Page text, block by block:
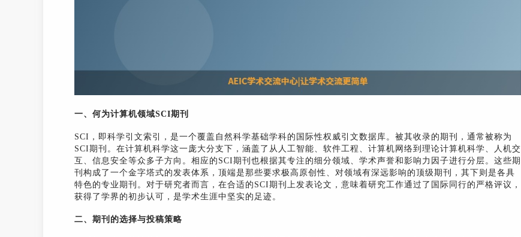
一、何为计算机领域SCI期刊
SCI，即科学引文索引，是一个覆盖自然科学基础学科的国际性权威引文数据库。被其收录的期刊，通常被称为
SCI期刊。在计算机科学这一庞大分支下，涵盖了从人工智能、软件工程、计算机网络到理论计算机科学、人机交
互、信息安全等众多子方向。相应的SCI期刊也根据其专注的细分领域、学术声誉和影响力因子进行分层。这些期
刊构成了一个金字塔式的发表体系，顶端是那些要求极高原创性、对领域有深远影响的顶级期刊，其下则是各具
特色的专业期刊。对于研究者而言，在合适的SCI期刊上发表论文，意味着研究工作通过了国际同行的严格评议，
获得了学界的初步认可，是学术生涯中坚实的足迹。
二、期刊的选择与投稿策略